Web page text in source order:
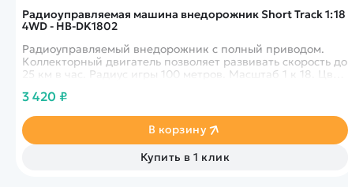
Радиоуправляемая машина внедорожник Short Track 1:18
4WD - HB-DK1802
Радиоуправляемый внедорожник с полный приводом.
Коллекторный двигатель позволяет развивать скорость до
25 км в час. Радиус игры 100 метров. Масштаб 1 к 18. Цвет
3 420 ₽
В корзину
Купить в 1 клик